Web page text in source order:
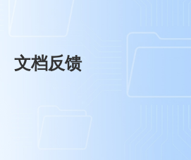
文档反馈